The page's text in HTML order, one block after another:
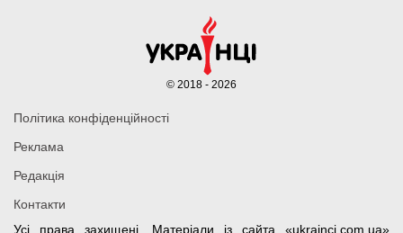
Усі права захищені. Матеріали із сайта «ukrainci.com.ua»
Політика конфіденційності
Реклама
Редакція
Контакти
© 2018 - 2026